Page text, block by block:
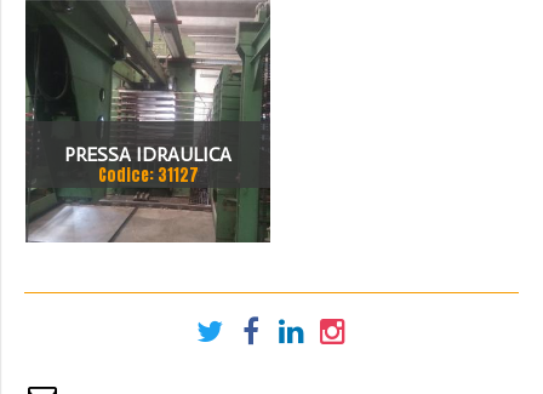
PRESSA IDRAULICA
MULTIVANO PAGNONI
COMPLETA DI N. 10 VANI
PISTONI DIAM. 360 MM
Codice: 31127